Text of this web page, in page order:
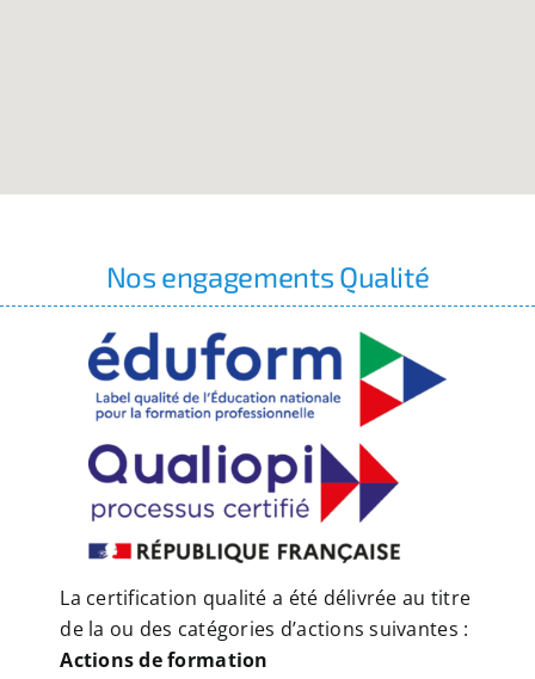
Nos engagements Qualité
La certification qualité a été délivrée au titre
de la ou des catégories d’actions suivantes :
Actions de formation